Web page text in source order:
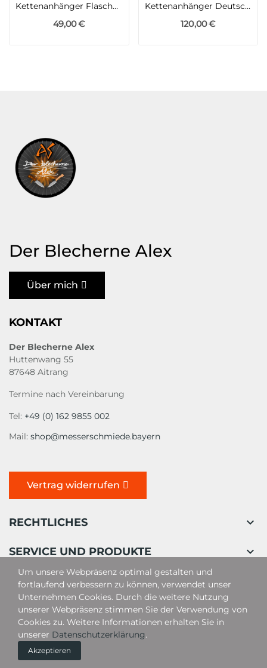
Kettenanhänger Flaschenbaum Queensland
49,00 €
Kettenanhänger Deutscher Mammutbackenzahn
120,00 €
Der Blecherne Alex
Über mich
KONTAKT
Der Blecherne Alex
Huttenwang 55
87648 Aitrang
Termine nach Vereinbarung
Tel: +49 (0) 162 9855 002
Mail: shop@messerschmiede.bayern
Vertrag widerrufen
RECHTLICHES 
SERVICE UND PRODUKTE 
Um unsere Webpräsenz optimal gestalten und
fortlaufend verbessern zu können, verwendet unser
Unternehmen Cookies. Durch die weitere Nutzung
unserer Webpräsenz stimmen Sie der Verwendung von
Cookies zu. Weitere Informationen erhalten Sie in
unserer Datenschutzerklärung.
Akzeptieren